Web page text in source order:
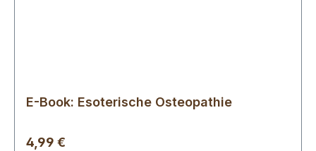
E-Book: Esoterische Osteopathie
Regulärer Preis:
4,99 €